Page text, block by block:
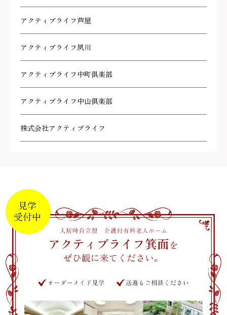
アクティブライフ芦屋
アクティブライフ夙川
アクティブライフ中町倶楽部
アクティブライフ中山倶楽部
株式会社アクティブライフ